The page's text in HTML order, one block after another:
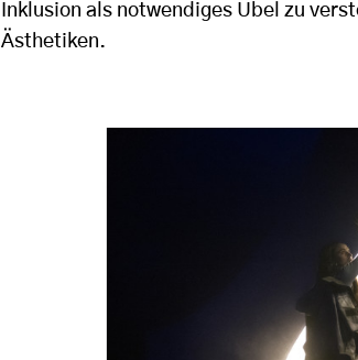
Inklusion als notwendiges Übel zu
Ästhetiken.